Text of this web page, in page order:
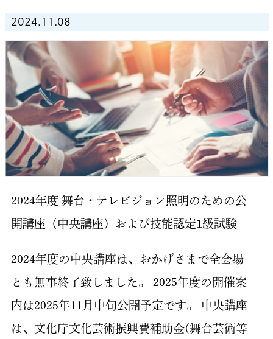
2024.11.08
2024年度 舞台・テレビジョン照明のための公
開講座（中央講座）および技能認定1級試験
2024年度の中央講座は、おかげさまで全会場
とも無事終了致しました。 2025年度の開催案
内は2025年11月中旬公開予定です。 中央講座
は、文化庁文化芸術振興費補助金(舞台芸術等